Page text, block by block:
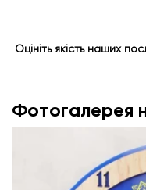
Оцініть якість наших
Фотогалерея